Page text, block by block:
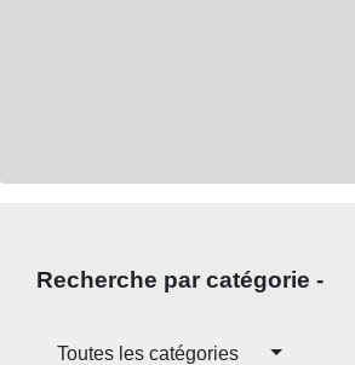
Recherche par catégorie -
Toutes les catégories